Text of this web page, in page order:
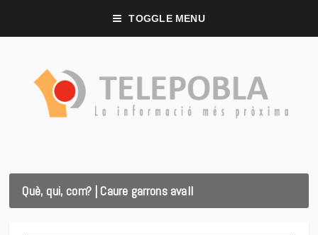
TOGGLE MENU
Què, qui, com? | Caure garrons avall